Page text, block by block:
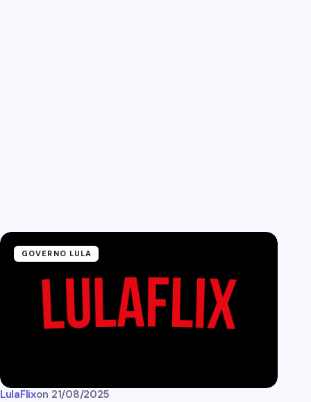
GOVERNO LULA
LulaFlixon 21/08/2025